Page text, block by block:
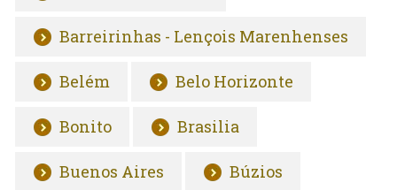
Barreirinhas - Lençois Marenhenses
Belém Belo Horizonte
Bonito Brasilia
Buenos Aires Búzios